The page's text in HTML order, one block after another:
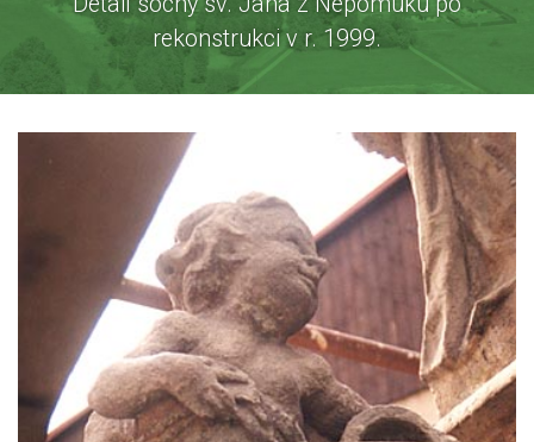
rekonstrukci v r. 1999.